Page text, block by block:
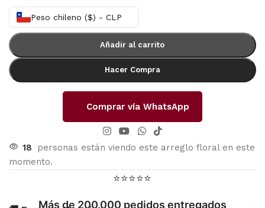
Peso chileno ($) - CLP
Añadir al carrito
Hacer Compra
Comprar vía WhatsApp
18
personas están viendo este arreglo floral en este
momento.
⭐⭐⭐⭐⭐
Más de 200.000 pedidos entregados